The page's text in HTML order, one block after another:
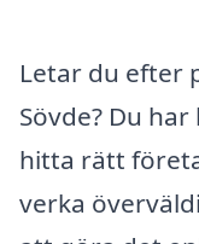
Letar du efter
Sövde? Du
hitta rätt
verka